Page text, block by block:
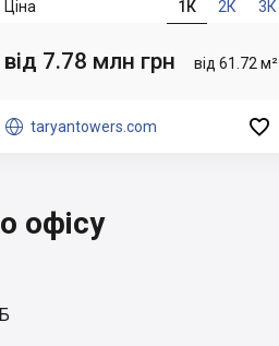
1К 2К 3К
Ціна
від 61.72 м²
від 7.78 млн грн
 taryantowers.com 
офісу